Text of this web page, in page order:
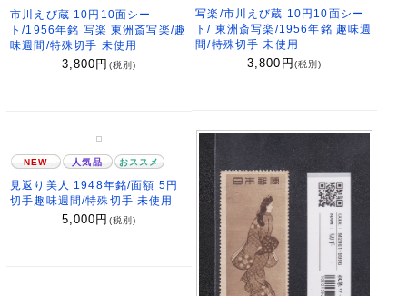
市川えび蔵 10円10面シー
ト/1956年銘 写楽 東洲斎写楽/趣
味週間/特殊切手 未使用
3,800 円 (税別)
写楽/市川えび蔵 10円10面シー
ト/ 東洲斎写楽/1956年銘 趣味週
間/特殊切手 未使用
3,800 円 (税別)
NEW 人気品 おススメ
見返り美人 1948年銘/面額 5円
切手趣味週間/特殊切手 未使用
5,000 円 (税別)